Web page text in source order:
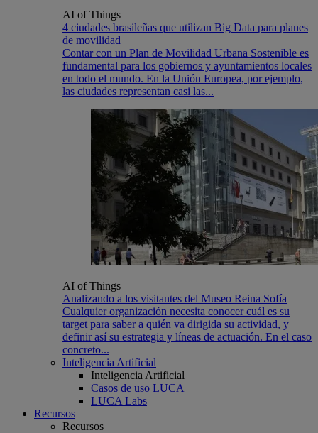
AI of Things
4 ciudades brasileñas que utilizan Big Data para planes
de movilidad
Contar con un Plan de Movilidad Urbana Sostenible es
fundamental para los gobiernos y ayuntamientos locales
en todo el mundo. En la Unión Europea, por ejemplo,
las ciudades representan casi las...
AI of Things
Analizando a los visitantes del Museo Reina Sofía
Cualquier organización necesita conocer cuál es su
target para saber a quién va dirigida su actividad, y
definir así su estrategia y líneas de actuación. En el caso
concreto...
Inteligencia Artificial
Inteligencia Artificial
Casos de uso LUCA
LUCA Labs
Recursos
Recursos